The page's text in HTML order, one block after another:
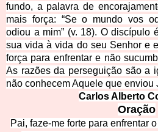
fundo, a palavra de
mais força: “Se o mundo vos
odiou a mim” (v. 18). O discípulo
sua vida à vida do seu Senhor e
força para enfrentar e não
As razões da perseguição são a
não conhecem Aquele que enviou
Carlos Alberto
Oração
Pai, faze-me forte para enfrentar